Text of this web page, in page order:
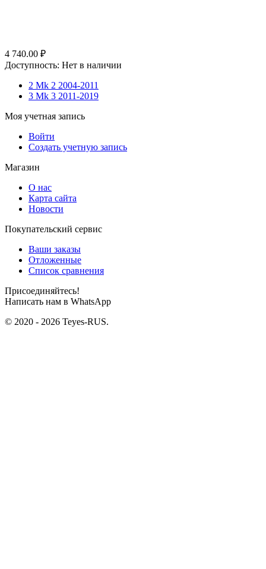
4 740.00 ₽
Доступность: Нет в наличии
2 Mk 2 2004-2011
3 Mk 3 2011-2019
Моя учетная запись
Войти
Создать учетную запись
Магазин
О нас
Карта сайта
Новости
Покупательский сервис
Ваши заказы
Отложенные
Список сравнения
Присоединяйтесь!
Написать нам в WhatsApp
© 2020 - 2026 Teyes-RUS.